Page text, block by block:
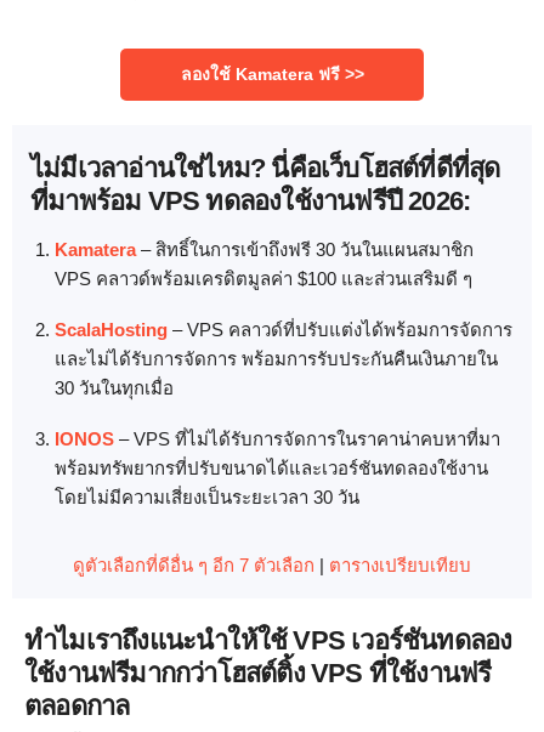
ลองใช้ Kamatera ฟรี >>
ไม่มีเวลาอ่านใช่ไหม? นี่คือเว็บโฮสต์ที่ดีที่สุด
ที่มาพร้อม VPS ทดลองใช้งานฟรีปี 2026:
Kamatera – สิทธิ์ในการเข้าถึงฟรี 30 วันในแผนสมาชิก
VPS คลาวด์พร้อมเครดิตมูลค่า $100 และส่วนเสริมดี ๆ
ScalaHosting –VPS คลาวด์ที่ปรับแต่งได้พร้อมการจัดการ
และไม่ได้รับการจัดการ พร้อมการรับประกันคืนเงินภายใน
30 วันในทุกเมื่อ
IONOS –VPS ที่ไม่ได้รับการจัดการในราคาน่าคบหาที่มา
พร้อมทรัพยากรที่ปรับขนาดได้และเวอร์ชันทดลองใช้งาน
โดยไม่มีความเสี่ยงเป็นระยะเวลา 30 วัน
ดูตัวเลือกที่ดีอื่น ๆ อีก 7 ตัวเลือก | ตารางเปรียบเทียบ
ทำไมเราถึงแนะนำให้ใช้ VPS เวอร์ชันทดลอง
ใช้งานฟรีมากกว่าโฮสต์ติ้ง VPS ที่ใช้งานฟรี
ตลอดกาล